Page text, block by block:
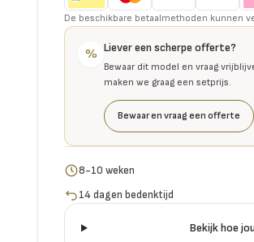
De beschikbare betaalmethoden kunnen
% Liever een scherpe offerte?
Bewaar dit model en vraag
maken we graag een setprijs.
Bewaar en vraag een offerte
8-10 weken
14 dagen bedenktijd
Bekijk hoe